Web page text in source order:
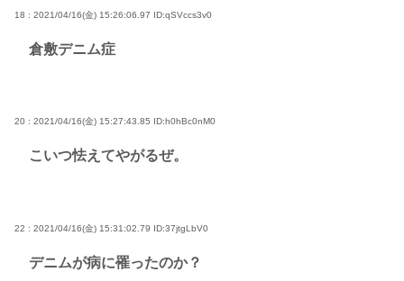
18 : 2021/04/16(金) 15:26:06.97 ID:qSVccs3v0
倉敷デニム症
20 : 2021/04/16(金) 15:27:43.85 ID:h0hBc0nM0
こいつ怯えてやがるぜ。
22 : 2021/04/16(金) 15:31:02.79 ID:37jtgLbV0
デニムが病に罹ったのか？